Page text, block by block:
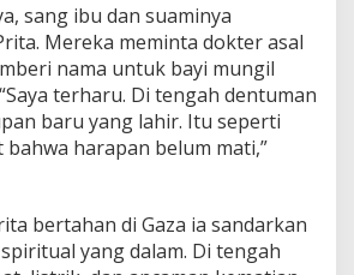
sang ibu dan suaminya
Mereka meminta dokter asal
nama untuk bayi mungil
terharu. Di tengah dentuman
baru yang lahir. Itu seperti
harapan belum mati,”
bertahan di Gaza ia sandarkan
yang dalam. Di tengah